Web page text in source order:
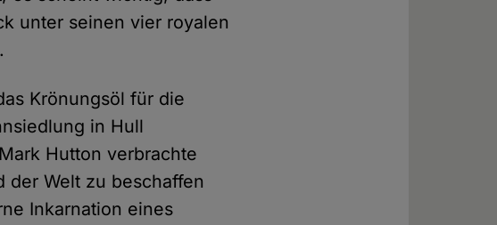
unter seinen vier royalen
Krönungsöl für die
in Hull
Hutton verbrachte
der Welt zu beschaffen
Inkarnation eines